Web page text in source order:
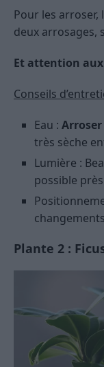
Pour les arroser,
deux arrosages,
Et attention
Conseils
Eau :
très sèche
Lumière :
possible
Plante 2 :